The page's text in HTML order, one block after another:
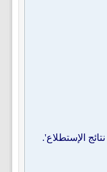
الإستطلاع'.